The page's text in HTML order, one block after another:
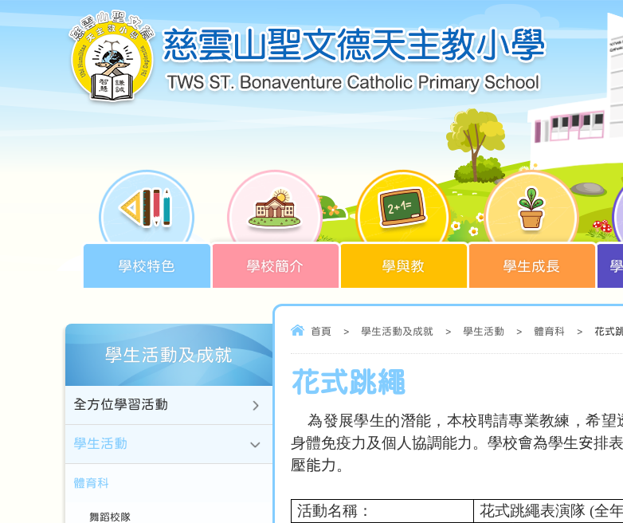
學校特色 學校簡介 學與教 學生成長
首頁 > 學生活動及成就 > 學生活動 > 體育科 > 花式
花式跳繩
為發展學生的潛能， 本校聘請專業教練，希望
身體免疫力及個人協調能力。學校會為學生安排
壓能力。
活動名稱： 花式跳繩表演隊 (全
學生活動及成就
全方位學習活動
學生活動
體育科
舞蹈校隊